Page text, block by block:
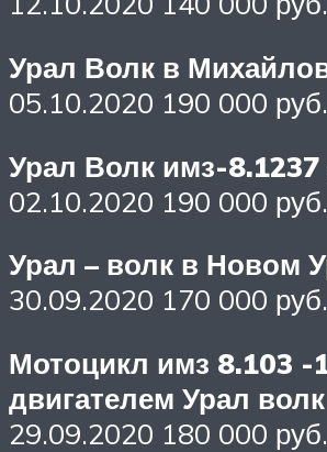
Урал Волк в
05.10.2020 190 000 руб.
Урал Волк имз-
02.10.2020 190 000 руб.
Урал – волк в Новом
30.09.2020 170 000 руб.
Мотоцикл имз 8.103 -
двигателем Урал
29.09.2020 180 000 руб.